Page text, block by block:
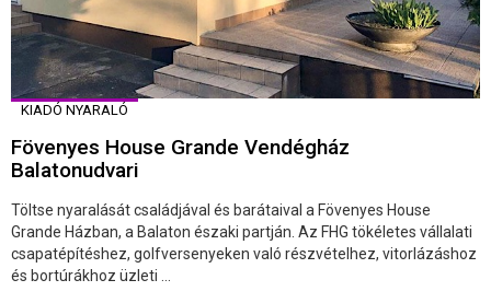
KIADÓ NYARALÓ
Fövenyes House Grande Vendégház
Balatonudvari
Töltse nyaralását családjával és barátaival a Fövenyes House
Grande Házban, a Balaton északi partján. Az FHG tökéletes vállalati
csapatépítéshez, golfversenyeken való részvételhez, vitorlázáshoz
és bortúrákhoz üzleti ...